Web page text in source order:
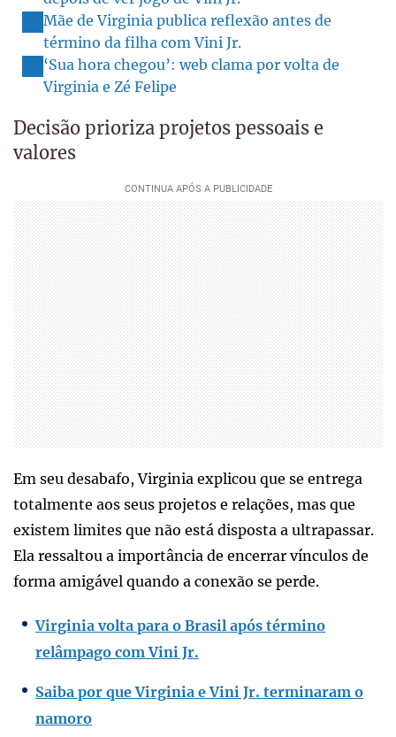
Mãe de Virginia publica reflexão antes de
término da filha com Vini Jr.
‘Sua hora chegou’: web clama por volta de
Virginia e Zé Felipe
Decisão prioriza projetos pessoais e
valores
Em seu desabafo, Virginia explicou que se entrega
totalmente aos seus projetos e relações, mas que
existem limites que não está disposta a ultrapassar.
Ela ressaltou a importância de encerrar vínculos de
forma amigável quando a conexão se perde.
Virginia volta para o Brasil após término
relâmpago com Vini Jr.
Saiba por que Virginia e Vini Jr. terminaram o
namoro